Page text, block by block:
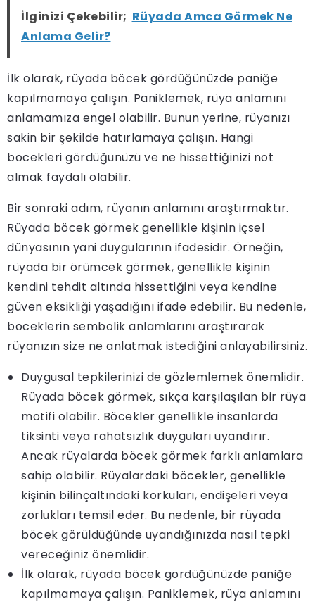
İlginizi Çekebilir; Rüyada Amca Görmek Ne
Anlama Gelir?
İlk olarak, rüyada böcek gördüğünüzde paniğe
kapılmamaya çalışın. Paniklemek, rüya anlamını
anlamamıza engel olabilir. Bunun yerine, rüyanızı
sakin bir şekilde hatırlamaya çalışın. Hangi
böcekleri gördüğünüzü ve ne hissettiğinizi not
almak faydalı olabilir.
Bir sonraki adım, rüyanın anlamını araştırmaktır.
Rüyada böcek görmek genellikle kişinin içsel
dünyasının yani duygularının ifadesidir. Örneğin,
rüyada bir örümcek görmek, genellikle kişinin
kendini tehdit altında hissettiğini veya kendine
güven eksikliği yaşadığını ifade edebilir. Bu nedenle,
böceklerin sembolik anlamlarını araştırarak
rüyanızın size ne anlatmak istediğini anlayabilirsiniz.
Duygusal tepkilerinizi de gözlemlemek önemlidir.
Rüyada böcek görmek, sıkça karşılaşılan bir rüya
motifi olabilir. Böcekler genellikle insanlarda
tiksinti veya rahatsızlık duyguları uyandırır.
Ancak rüyalarda böcek görmek farklı anlamlara
sahip olabilir. Rüyalardaki böcekler, genellikle
kişinin bilinçaltındaki korkuları, endişeleri veya
zorlukları temsil eder. Bu nedenle, bir rüyada
böcek görüldüğünde uyandığınızda nasıl tepki
vereceğiniz önemlidir.
İlk olarak, rüyada böcek gördüğünüzde paniğe
kapılmamaya çalışın. Paniklemek, rüya anlamını